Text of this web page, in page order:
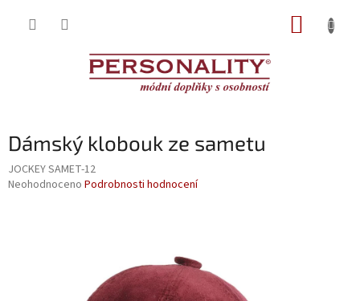
Dámský klobouk ze sametu
JOCKEY SAMET-12
Průměrné
Neohodnoceno Podrobnosti hodnocení